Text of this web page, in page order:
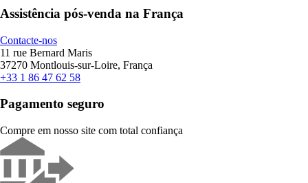
Assistência pós-venda na França
Contacte-nos
11 rue Bernard Maris
37270 Montlouis-sur-Loire, França
+33 1 86 47 62 58
Pagamento seguro
Compre em nosso site com total confiança